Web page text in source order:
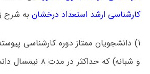
کارشناسی ارشد استعداد درخشان به شرح
۱) دانشجویان ممتاز دوره کارشناسی
و شبانه) که حداکثر